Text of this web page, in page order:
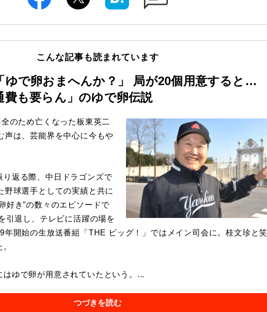
こんな記事も読まれています
ゆで卵おまへんか？」 局が20個用意すると…
費も要らん」のゆで卵伝説
のため亡くなった板東英二
声は、芸能界を中心に今もや
返る際、中日ドラゴンズで
野球選手としての実績と共に
好き”の数々のエピソードで
引退し、テレビに活躍の場を
年開始の生放送番組「THE ビッグ！」ではメイン司会に。桂文珍と笑
ゆで卵が用意されていたという。...
つづきを読む